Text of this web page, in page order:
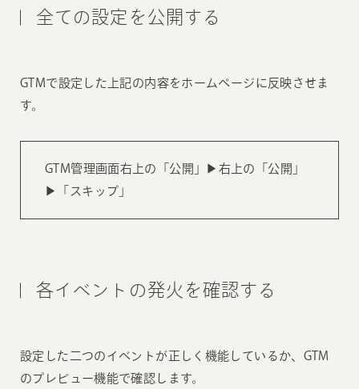
全ての設定を公開する
GTMで設定した上記の内容をホームページに反映させま
す。
GTM管理画面右上の「公開」▶︎右上の「公開」
▶︎「スキップ」
各イベントの発火を確認する
設定した二つのイベントが正しく機能しているか、GTM
のプレビュー機能で確認します。